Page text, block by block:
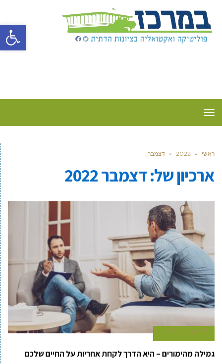
פתח
תפריט
ראשי »
2022
» דצמבר
ארכיון של:דצמבר 2022
27 בדצמבר 2022
גמילה מהימורים – היא הדרך לקחת אחריות על החיים שלכם